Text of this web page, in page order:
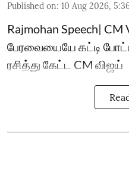
Published on: 10 Aug 2026,
Rajmohan Speech| CM
பேரவையையே கட்டி
ரசித்து கேட்ட CM விஜய்